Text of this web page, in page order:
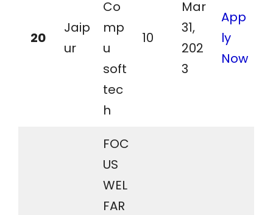
20
Jaip
ur
Co
mp
u
soft
tec
h
10
Mar
31,
202
3
App
ly
Now
FOC
US
WEL
FAR